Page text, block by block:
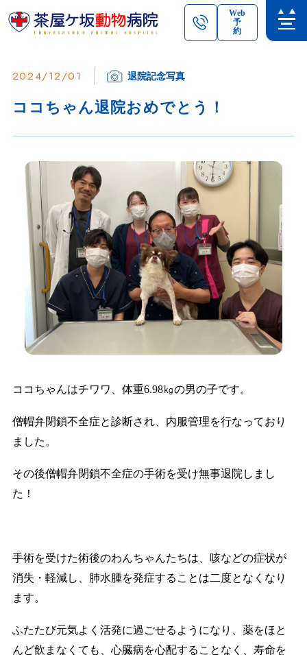
Web
予
約
2024/12/01 退院記念写真
ココちゃん退院おめでとう！
ココちゃんはチワワ、体重6.98㎏の男の子です。
僧帽弁閉鎖不全症と診断され、内服管理を行なっており
ました。
その後僧帽弁閉鎖不全症の手術を受け無事退院しまし
た！
手術を受けた術後のわんちゃんたちは、咳などの症状が
消失・軽減し、肺水腫を発症することは二度となくなり
ます。
ふたたび元気よく活発に過ごせるようになり、薬をほと
んど飲まなくても、 心臓病を心配することなく、寿命を